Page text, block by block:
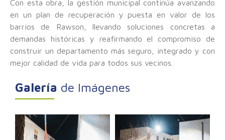
Con esta obra, la gestión municipal continúa avanzando
en un plan de recuperación y puesta en valor de los
barrios de Rawson, llevando soluciones concretas a
demandas históricas y reafirmando el compromiso de
construir un departamento más seguro, integrado y con
mejor calidad de vida para todos sus vecinos.
Galería de Imágenes